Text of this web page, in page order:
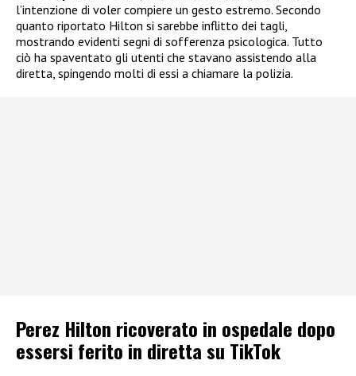
l’intenzione di voler compiere un gesto estremo. Secondo
quanto riportato Hilton si sarebbe inflitto dei tagli,
mostrando evidenti segni di sofferenza psicologica. Tutto
ciò ha spaventato gli utenti che stavano assistendo alla
diretta, spingendo molti di essi a chiamare la polizia.
Perez Hilton ricoverato in ospedale dopo
essersi ferito in diretta su TikTok